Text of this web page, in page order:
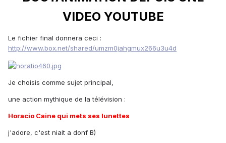
VIDEO YOUTUBE
Le fichier final donnera ceci :
http://www.box.net/shared/umzm0jahgmux266u3u4d
Je choisis comme sujet principal,
une action mythique de la télévision :
Horacio Caine qui mets ses lunettes
j'adore, c'est niait a donf B)